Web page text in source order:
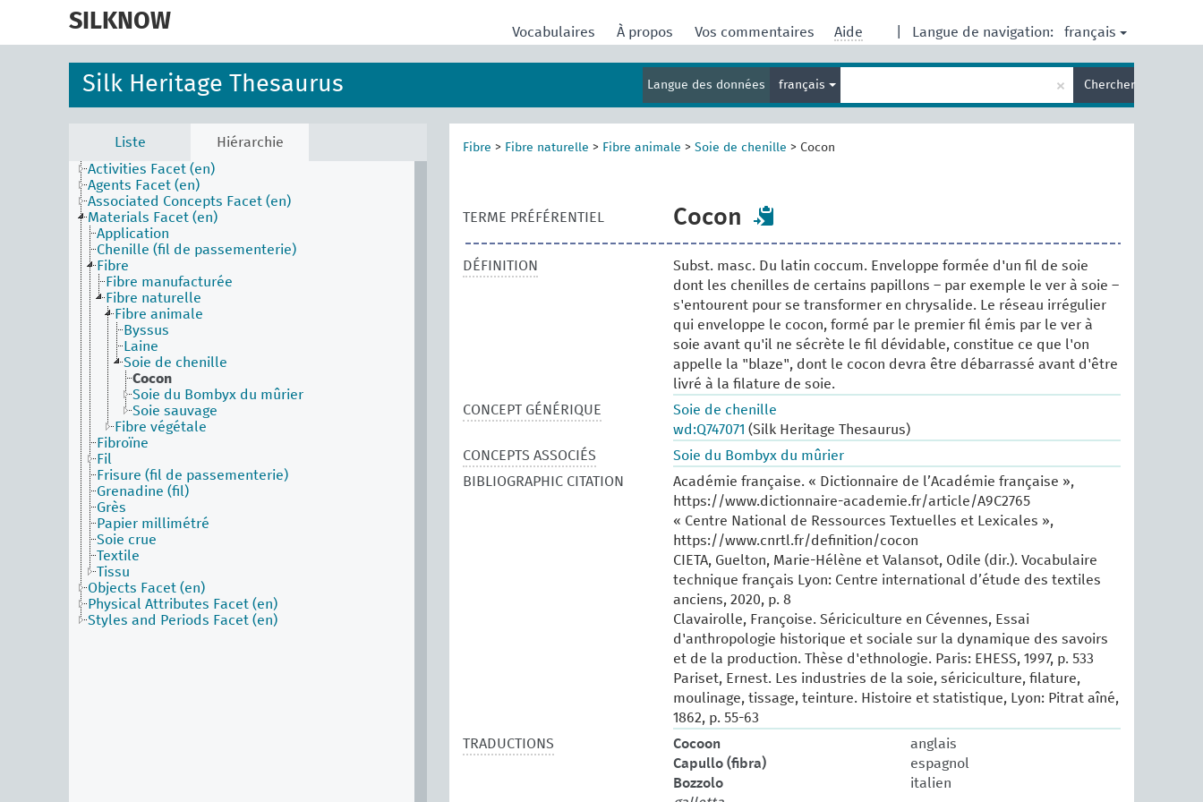
SILKNOW Langue de navigation: français
Vocabulaires À propos Vos commentaires Aide
Silk Heritage Thesaurus Langue des données français
terme
de
× Chercher
Liste
Hiérarchie
Activities Facet (en)
Agents Facet (en)
Associated Concepts Facet (en)
Materials Facet (en)
Application
Chenille (fil de passementerie)
Fibre
Fibre manufacturée
Fibre naturelle
Fibre animale
Byssus
Laine
Soie de chenille
Cocon
Soie du Bombyx du mûrier
Soie sauvage
Fibre végétale
Fibroïne
Fil
Frisure (fil de passementerie)
Grenadine (fil)
Grès
Papier millimétré
Soie crue
Textile
Tissu
Objects Facet (en)
Physical Attributes Facet (en)
Styles and Periods Facet (en)
Fibre > Fibre naturelle > Fibre animale > Soie de chenille > Cocon
TERME PRÉFÉRENTIEL Cocon
DÉFINITION
Subst. masc. Du latin coccum. Enveloppe formée d'un fil de soie
dont les chenilles de certains papillons – par exemple le ver à soie –
s'entourent pour se transformer en chrysalide. Le réseau irrégulier
qui enveloppe le cocon, formé par le premier fil émis par le ver à
soie avant qu'il ne sécrète le fil dévidable, constitue ce que l'on
appelle la "blaze", dont le cocon devra être débarrassé avant d'être
livré à la filature de soie.
CONCEPT GÉNÉRIQUE
Soie de chenille
wd:Q747071 (Silk Heritage Thesaurus)
CONCEPTS ASSOCIÉS
Soie du Bombyx du mûrier
BIBLIOGRAPHIC CITATION
Académie française. « Dictionnaire de l’Académie française »,
https://www.dictionnaire-academie.fr/article/A9C2765
« Centre National de Ressources Textuelles et Lexicales »,
https://www.cnrtl.fr/definition/cocon
CIETA, Guelton, Marie-Hélène et Valansot, Odile (dir.). Vocabulaire
technique français Lyon: Centre international d’étude des textiles
anciens, 2020, p. 8
Clavairolle, Françoise. Sériciculture en Cévennes, Essai
d'anthropologie historique et sociale sur la dynamique des savoirs
et de la production. Thèse d'ethnologie. Paris: EHESS, 1997, p. 533
Pariset, Ernest. Les industries de la soie, sériciculture, filature,
moulinage, tissage, teinture. Histoire et statistique, Lyon: Pitrat aîné,
1862, p. 55-63
TRADUCTIONS
Cocoon
anglais
Capullo (fibra)
espagnol
Bozzolo
italien